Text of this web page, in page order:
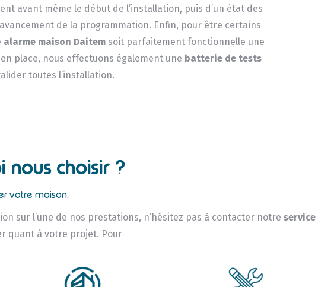
avant même le début de l’installation, puis d’un état des
de la programmation. Enfin, pour être certains
alarme maison Daitem soit parfaitement fonctionnelle une
place, nous effectuons également une batterie de tests
toutes l’installation.
nous choisir ?
votre maison.
sur l’une de nos prestations, n’hésitez pas à contacter notre service
quant à votre projet. Pour